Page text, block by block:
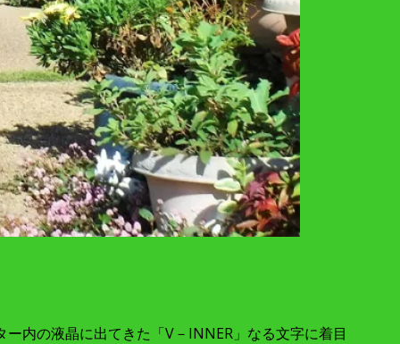
内の液晶に出てきた「V－INNER」なる文字に着目